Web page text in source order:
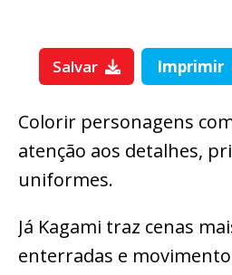
Salvar Imprimir
Colorir personagens
atenção aos detalhes,
uniformes.
Já Kagami traz cenas
enterradas e